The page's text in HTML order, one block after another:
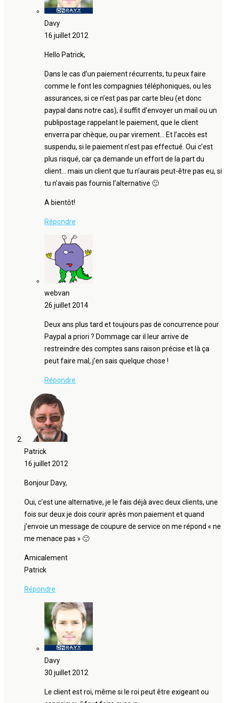
Davy
16 juillet 2012
Hello Patrick,
Dans le cas d’un paiement récurrents, tu peux faire
comme le font les compagnies téléphoniques, ou les
assurances, si ce n’est pas par carte bleu (et donc
paypal dans notre cas), il suffit d’envoyer un mail ou un
publipostage rappelant le paiement, que le client
enverra par chèque, ou par virement… Et l’accès est
suspendu, si le paiement n’est pas effectué. Oui c’est
plus risqué, car ça demande un effort de la part du
client… mais un client que tu n’aurais peut-être pas eu, si
tu n’avais pas fournis l’alternative 🙂
A bientôt!
Répondre
webvan
26 juillet 2014
Deux ans plus tard et toujours pas de concurrence pour
Paypal a priori ? Dommage car il leur arrive de
restreindre des comptes sans raison précise et là ça
peut faire mal, j’en sais quelque chose !
Répondre
Patrick
16 juillet 2012
Bonjour Davy,
Oui, c’est une alternative, je le fais déjà avec deux clients, une
fois sur deux je dois courir après mon paiement et quand
j’envoie un message de coupure de service on me répond « ne
me menace pas » 🙂
Amicalement
Patrick
Répondre
Davy
30 juillet 2012
Le client est roi, même si le roi peut être exigeant ou